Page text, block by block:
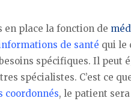
en place la fonction de
de santé qui le
spécifiques. Il peut
spécialistes. C’est ce
coordonnés, le patient